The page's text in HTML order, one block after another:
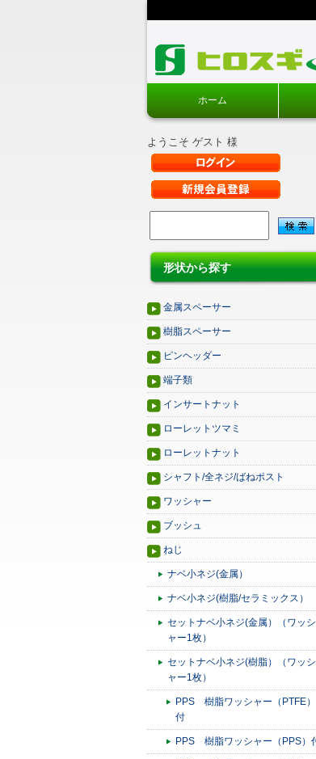
ホーム
ようこそ ゲスト 様
形状から探す
金属スペーサー
樹脂スペーサー
ピンヘッダー
端子類
インサートナット
ローレットツマミ
ローレットナット
シャフト/全ネジ/ばねポスト
ワッシャー
ブッシュ
ねじ
ナベ小ネジ(金属）
ナベ小ネジ(樹脂/セラミックス）
セットナベ小ネジ(金属）（ワッシ
ャー1枚）
セットナベ小ネジ(樹脂）（ワッシ
ャー1枚）
PPS 樹脂ワッシャー（PTFE）
付
PPS 樹脂ワッシャー（PPS）